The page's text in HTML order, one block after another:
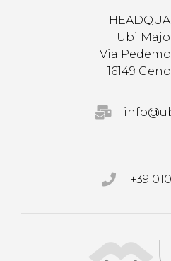
Ubi Major
Via
16149
+39